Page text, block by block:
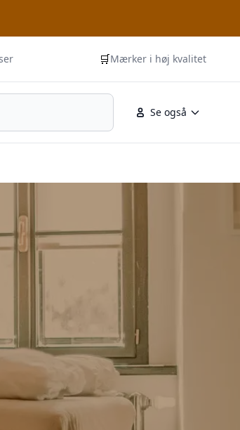
🛒Mærker i høj kvalitet
Se også